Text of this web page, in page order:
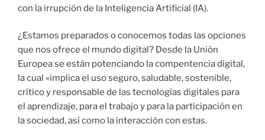
con la irrupción de la Inteligencia Artificial (IA).
¿Estamos preparados o conocemos todas las opciones
que nos ofrece el mundo digital? Desde la Unión
Europea se están potenciando la compentencia digital,
la cual «implica el uso seguro, saludable, sostenible,
crítico y responsable de las tecnologías digitales para
el aprendizaje, para el trabajo y para la participación en
la sociedad, así como la interacción con estas.